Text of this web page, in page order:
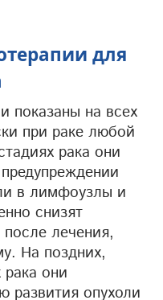
для
показаны на всех
при раке любой
рака они
в лимфоузлы и
снизят
лечения,
На поздних,
рака они
развития опухоли